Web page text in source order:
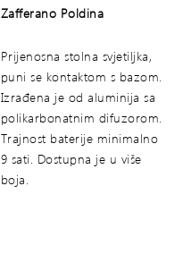
Zafferano Poldina
Prijenosna stolna svjetiljka,
puni se kontaktom s bazom.
Izrađena je od aluminija sa
polikarbonatnim difuzorom.
Trajnost baterije minimalno
9 sati. Dostupna je u više
boja.